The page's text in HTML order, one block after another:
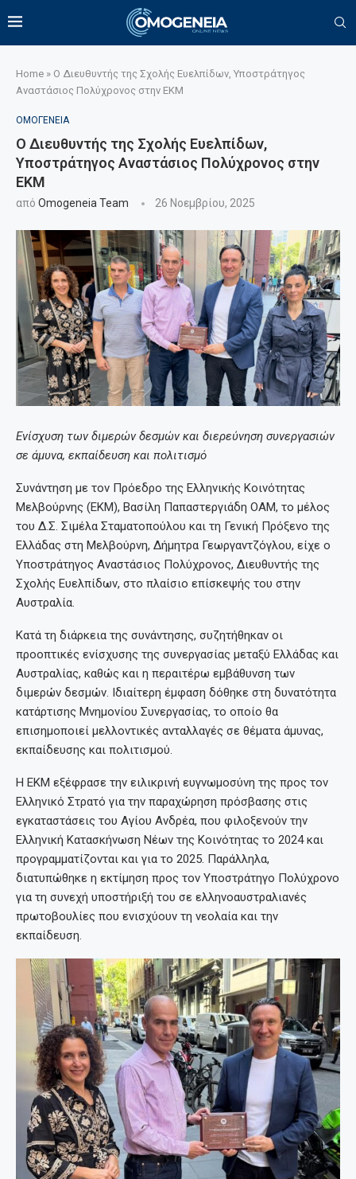
Home » Ο Διευθυντής της Σχολής Ευελπίδων, Υποστράτηγος
Αναστάσιος Πολύχρονος στην EKM
ΟΜΟΓΕΝΕΙΑ
Ο Διευθυντής της Σχολής Ευελπίδων,
Υποστράτηγος Αναστάσιος Πολύχρονος στην
EKM
από Omogeneia Team 26 Νοεμβρίου, 2025
Ενίσχυση των διμερών δεσμών και διερεύνηση συνεργασιών
σε άμυνα, εκπαίδευση και πολιτισμό
Συνάντηση με τον Πρόεδρο της Ελληνικής Κοινότητας
Μελβούρνης (ΕΚΜ), Βασίλη Παπαστεργιάδη ΟΑΜ, το μέλος
του Δ.Σ. Σιμέλα Σταματοπούλου και τη Γενική Πρόξενο της
Ελλάδας στη Μελβούρνη, Δήμητρα Γεωργαντζόγλου, είχε ο
Υποστράτηγος Αναστάσιος Πολύχρονος, Διευθυντής της
Σχολής Ευελπίδων, στο πλαίσιο επίσκεψής του στην
Αυστραλία.
Κατά τη διάρκεια της συνάντησης, συζητήθηκαν οι
προοπτικές ενίσχυσης της συνεργασίας μεταξύ Ελλάδας και
Αυστραλίας, καθώς και η περαιτέρω εμβάθυνση των
διμερών δεσμών. Ιδιαίτερη έμφαση δόθηκε στη δυνατότητα
κατάρτισης Μνημονίου Συνεργασίας, το οποίο θα
επισημοποιεί μελλοντικές ανταλλαγές σε θέματα άμυνας,
εκπαίδευσης και πολιτισμού.
Η ΕΚΜ εξέφρασε την ειλικρινή ευγνωμοσύνη της προς τον
Ελληνικό Στρατό για την παραχώρηση πρόσβασης στις
εγκαταστάσεις του Αγίου Ανδρέα, που φιλοξενούν την
Ελληνική Κατασκήνωση Νέων της Κοινότητας το 2024 και
προγραμματίζονται και για το 2025. Παράλληλα,
διατυπώθηκε η εκτίμηση προς τον Υποστράτηγο Πολύχρονο
για τη συνεχή υποστήριξή του σε ελληνοαυστραλιανές
πρωτοβουλίες που ενισχύουν τη νεολαία και την
εκπαίδευση.